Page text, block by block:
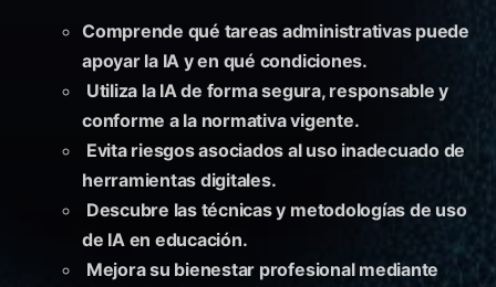
Comprende qué tareas administrativas puede
apoyar la IA y en qué condiciones.
Utiliza la IA de forma segura, responsable y
conforme a la normativa vigente.
Evita riesgos asociados al uso inadecuado de
herramientas digitales.
Descubre las técnicas y metodologías de uso
de IA en educación.
Mejora su bienestar profesional mediante